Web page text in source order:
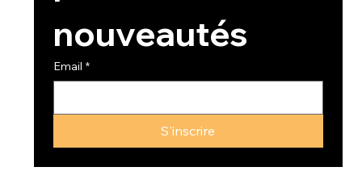
nouveautés
Email *
S'inscrire